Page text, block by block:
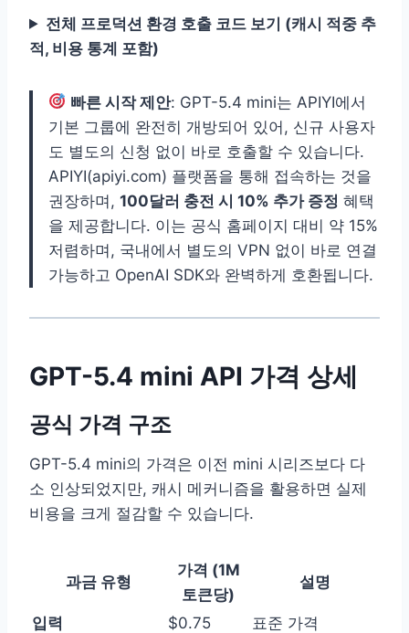
전체 프로덕션 환경 호출 코드 보기 (캐시 적중 추
적, 비용 통계 포함)
빠른 시작 제안: GPT-5.4 mini는 APIYI에서
기본 그룹에 완전히 개방되어 있어, 신규 사용자
도 별도의 신청 없이 바로 호출할 수 있습니다.
APIYI(apiyi.com) 플랫폼을 통해 접속하는 것을
권장하며, 100달러 충전 시 10% 추가 증정 혜택
을 제공합니다. 이는 공식 홈페이지 대비 약 15%
저렴하며, 국내에서 별도의 VPN 없이 바로 연결
가능하고 OpenAI SDK와 완벽하게 호환됩니다.
GPT-5.4 mini API 가격 상세
공식 가격 구조
GPT-5.4 mini의 가격은 이전 mini 시리즈보다 다
소 인상되었지만, 캐시 메커니즘을 활용하면 실제
비용을 크게 절감할 수 있습니다.
과금 유형
가격 (1M
토큰당)
설명
입력 $0.75 표준 가격